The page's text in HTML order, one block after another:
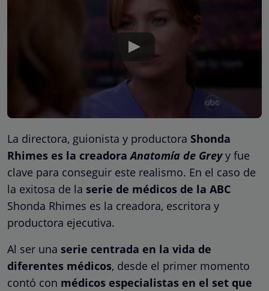
La directora, guionista y productora Shonda
Rhimes es la creadora Anatomía de Greyy fue
clave para conseguir este realismo. En el caso de
la exitosa de la serie de médicos de la ABC
Shonda Rhimes es la creadora, escritora y
productora ejecutiva.
Al ser una serie centrada en la vida de
diferentes médicos, desde el primer momento
contó con médicos especialistas en el set que